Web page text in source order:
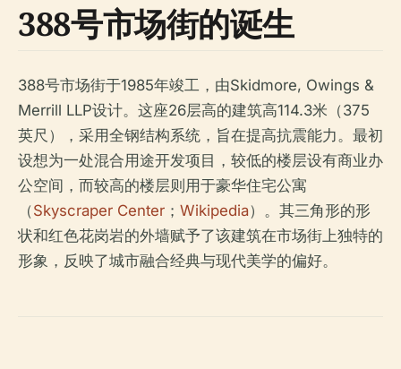
388号市场街的诞生
388号市场街于1985年竣工，由Skidmore, Owings &
Merrill LLP设计。这座26层高的建筑高114.3米（375
英尺），采用全钢结构系统，旨在提高抗震能力。最初
设想为一处混合用途开发项目，较低的楼层设有商业办
公空间，而较高的楼层则用于豪华住宅公寓
（Skyscraper Center ； Wikipedia）。其三角形的形
状和红色花岗岩的外墙赋予了该建筑在市场街上独特的
形象，反映了城市融合经典与现代美学的偏好。